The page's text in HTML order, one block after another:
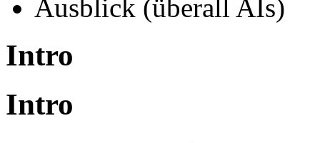
Ausblick (überall AIs)
Intro
Intro